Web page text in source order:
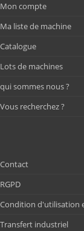
Mon compte
Ma liste de machine
Catalogue
Lots de machines
qui sommes nous ?
Vous recherchez ?
Contact
RGPD
Condition d'utilisation
Transfert industriel